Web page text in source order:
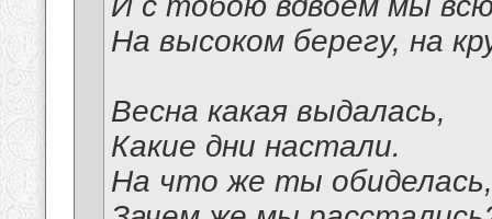
На высоком берегу, на
Весна какая выдалась,
Какие дни настали.
На что же ты обиделась,